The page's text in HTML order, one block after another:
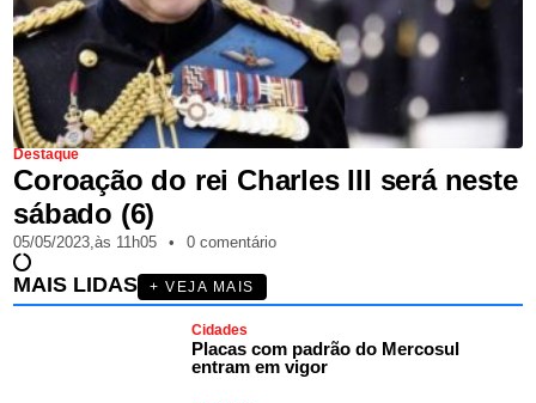
Destaque
Coroação do rei Charles III será neste
sábado (6)
05/05/2023,às 11h05 • 0 comentário
MAIS LIDAS + VEJA MAIS
Cidades
Placas com padrão do Mercosul
entram em vigor